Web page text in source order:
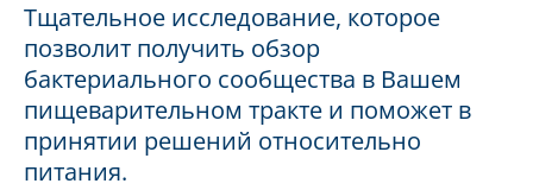
Тщательное исследование, которое
позволит получить обзор
бактериального сообщества в Вашем
пищеварительном тракте и поможет в
принятии решений относительно
питания.